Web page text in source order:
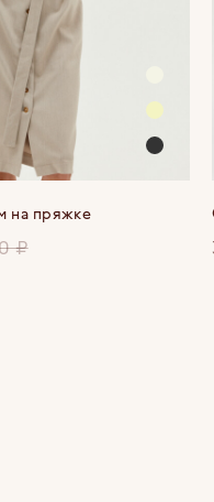
на пряжке
₽